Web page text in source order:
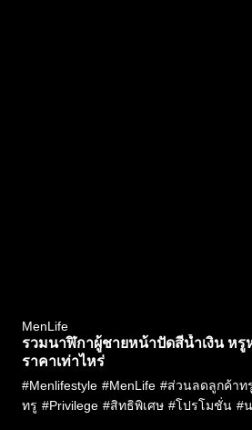
MenLife
รวมนาฬิกาผู้ชายหน้าปัดสีน้ำเงิน ห
ราคาเท่าไหร่
#Menlifestyle #MenLife #ส่วนลดลูกค้าท
ทรู #Privilege #สิทธิพิเศษ #โปรโมชั่น #